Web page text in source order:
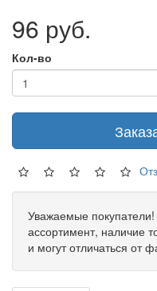
96 руб.
Кол-во
Уважаемые
ассортимент, наличие
и могут отличаться от